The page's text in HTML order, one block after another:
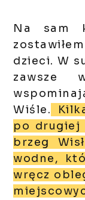
Na sam
dzieci.W
zawsze
Wiśle.
po drugiej
brzeg
wodne,
wręcz